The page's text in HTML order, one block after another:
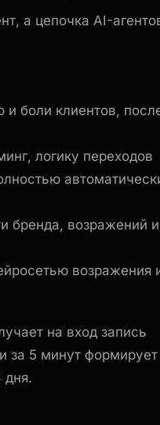
а цепочка AI-
боли клиентов,
логику переходов
бренда, возражений и
возражения
на вход запись
за 5 минут формирует
дня.